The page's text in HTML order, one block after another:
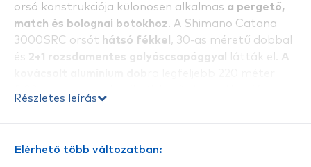
orsó konstrukciója különösen alkalmas a pergető,
match és bolognai botokhoz. A Shimano Catana
3000SRC orsót hátsó fékkel , 30-as méretű dobbal
és 2+1 rozsdamentes golyóscsapággyal látták el.
A
Részletes leírás
Elérhető több változatban: